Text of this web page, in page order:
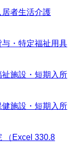
者生活介護
・特定福祉用具
施設・短期入所
施設・短期入所
（Excel 330.8